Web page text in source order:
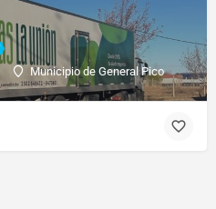
Municipio de General Pico